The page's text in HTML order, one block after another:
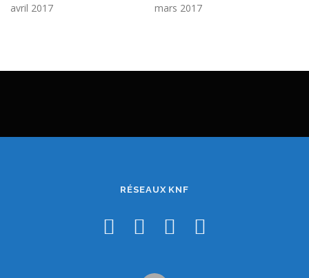
avril 2017
mars 2017
RÉSEAUX KNF